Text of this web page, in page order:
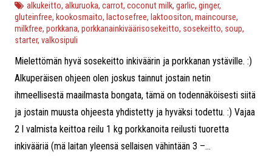
alkukeitto, alkuruoka, carrot, coconut milk, garlic, ginger,
gluteinfree, kookosmaito, lactosefree, laktoositon, maincourse,
milkfree, porkkana, porkkanainkiväärisosekeitto, sosekeitto, soup,
starter, valkosipuli
Mielettömän hyvä sosekeitto inkiväärin ja porkkanan ystäville. :)
Alkuperäisen ohjeen olen joskus tainnut jostain netin
ihmeellisestä maailmasta bongata, tämä on todennäköisesti siitä
ja jostain muusta ohjeesta yhdistetty ja hyväksi todettu. :) Vajaa
2 l valmista keittoa reilu 1 kg porkkanoita reilusti tuoretta
inkivääriä (mä laitan yleensä sellaisen vähintään 3 –...